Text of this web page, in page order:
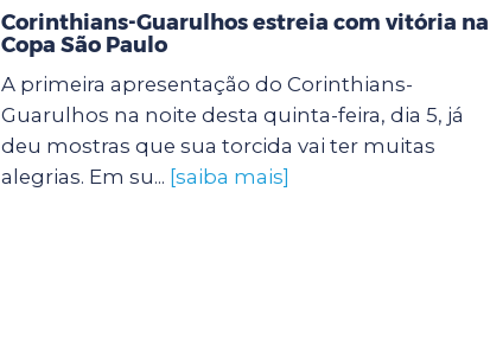
Corinthians-Guarulhos estreia com vitória na
Copa São Paulo
A primeira apresentação do Corinthians-
Guarulhos na noite desta quinta-feira, dia 5, já
deu mostras que sua torcida vai ter muitas
alegrias. Em su... [saiba mais]